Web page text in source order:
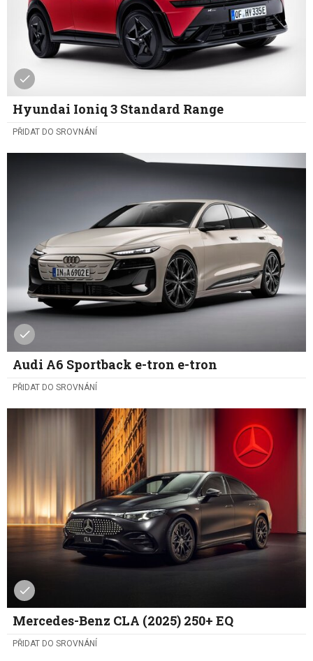
Hyundai Ioniq 3 Standard Range
PŘIDAT DO SROVNÁNÍ
Audi A6 Sportback e-tron e-tron
PŘIDAT DO SROVNÁNÍ
Mercedes-Benz CLA (2025) 250+ EQ
PŘIDAT DO SROVNÁNÍ